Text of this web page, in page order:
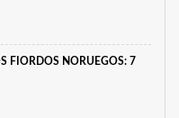
FIORDOS NORUEGOS: 7